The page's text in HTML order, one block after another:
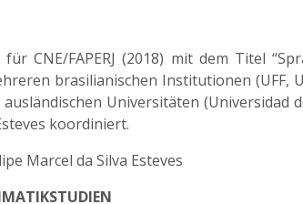
CNE/FAPERJ (2018) mit dem Titel
brasilianischen Institutionen (UFF,
ausländischen Universitäten
koordiniert.
Marcel da Silva Esteves